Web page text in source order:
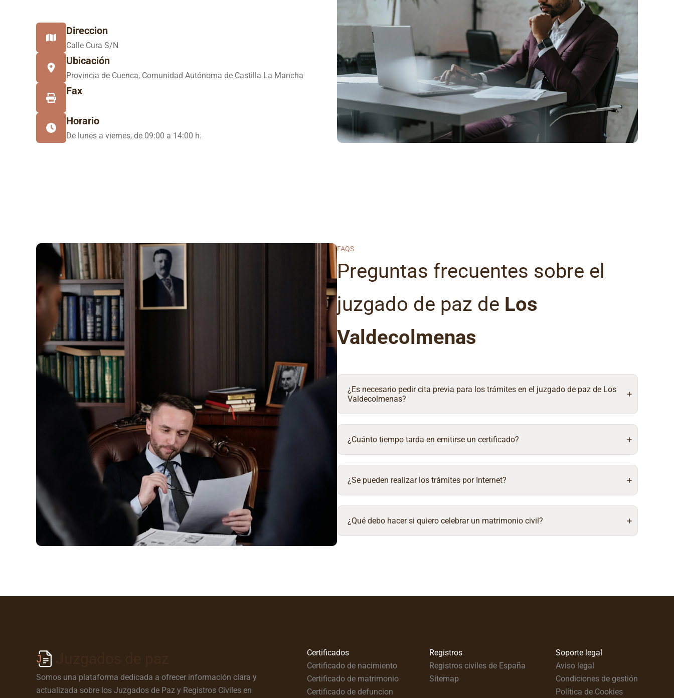
Direccion
Calle Cura S/N
Ubicación
Provincia de Cuenca, Comunidad Autónoma de Castilla La Mancha
Fax
Horario
De lunes a viernes, de 09:00 a 14:00 h.
FAQS
Preguntas frecuentes sobre el
juzgado de paz de Los
Valdecolmenas
¿Es necesario pedir cita previa para los trámites en el juzgado de paz de Los
Valdecolmenas?
¿Cuánto tiempo tarda en emitirse un certificado?
¿Se pueden realizar los trámites por Internet?
¿Qué debo hacer si quiero celebrar un matrimonio civil?
Somos una plataforma dedicada a ofrecer información clara y
actualizada sobre los Juzgados de Paz y Registros Civiles en
Certificados
Certificado de nacimiento
Certificado de matrimonio
Certificado de defuncion
Registros
Registros civiles de España
Sitemap
Soporte legal
Aviso legal
Condiciones de gestión
Política de Cookies